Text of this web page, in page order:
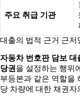
주요 취급 기관
대출의 법적 근거 근저
자동차 번호판 담보 대
당권 을 설정하는 행위
부등본과 같은 역할을
당 차량에 대한 채권